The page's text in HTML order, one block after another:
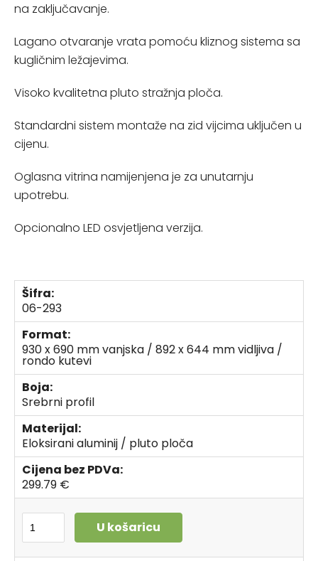
na zaključavanje.
Lagano otvaranje vrata pomoću kliznog sistema sa
kugličnim ležajevima.
Visoko kvalitetna pluto stražnja ploča.
Standardni sistem montaže na zid vijcima uključen u
cijenu.
Oglasna vitrina namijenjena je za unutarnju
upotrebu.
Opcionalno LED osvjetljena verzija.
Šifra:
06-293
Format:
930 x 690 mm vanjska / 892 x 644 mm vidljiva /
rondo kutevi
Boja:
Srebrni profil
Materijal:
Eloksirani aluminij / pluto ploča
Cijena bez PDVa:
299.79 €
U košaricu